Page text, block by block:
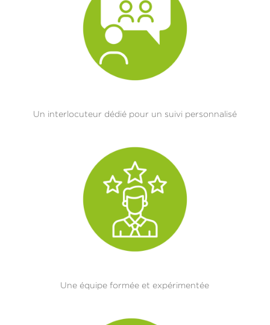
Un interlocuteur dédié pour un suivi personnalisé
Une équipe formée et expérimentée